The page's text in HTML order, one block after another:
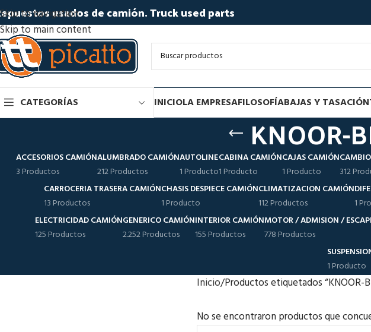
Skip to navigation
Skip to main content
usados de camión. Truck used parts
CATEGORÍAS INICIOLA EMPRESAFILOSOFÍABAJAS Y TASACIÓN
KNOOR-
ACCESORIOS CAMIÓN
3 Productos
ALUMBRADO CAMIÓN
212 Productos
AUTOLINE
1 Producto
CABINA CAMIÓN
1 Producto
CAJAS CAMIÓN
1 Producto
312
CARROCERIA TRASERA CAMIÓN
13 Productos
CHASIS DESPIECE CAMIÓN
1 Producto
CLIMATIZACION CAMIÓN
112 Productos
1
ELECTRICIDAD CAMIÓN
125 Productos
GENERICO CAMIÓN
2.252 Productos
INTERIOR CAMIÓN
155 Productos
MOTOR / ADMISION /
778 Productos
1 Producto
Inicio Productos etiquetados “KNOOR-
No se encontraron productos que